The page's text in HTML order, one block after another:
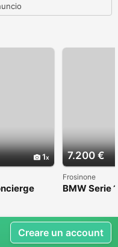
1 7.200 €
Frosinone
BMW Serie
Creare un account